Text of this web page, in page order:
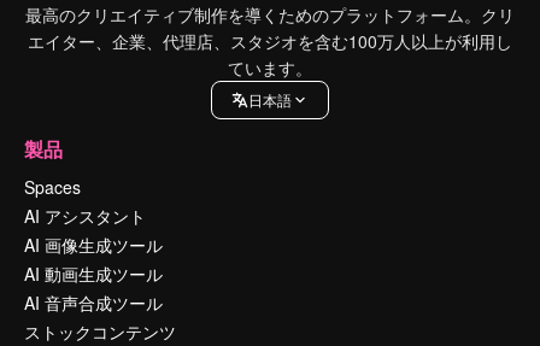
最高のクリエイティブ制作を導くためのプラットフォーム。クリ
エイター、企業、代理店、スタジオを含む100万人以上が利用し
ています。
日本語
製品
Spaces
AI アシスタント
AI 画像生成ツール
AI 動画生成ツール
AI 音声合成ツール
ストックコンテンツ